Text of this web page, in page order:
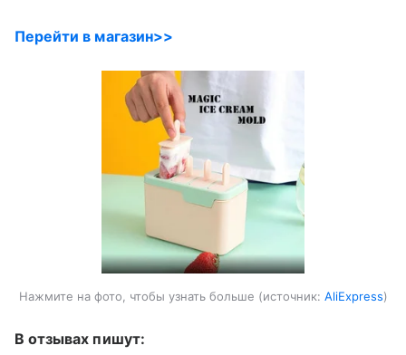
Перейти в магазин>>
Нажмите на фото, чтобы узнать больше источник: AliExpress
В отзывах пишут: